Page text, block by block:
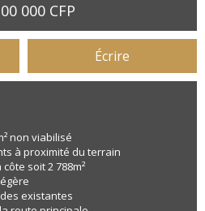
000 CFP
Écrire
non viabilisé
à proximité du terrain
soit 2 788m²
existantes